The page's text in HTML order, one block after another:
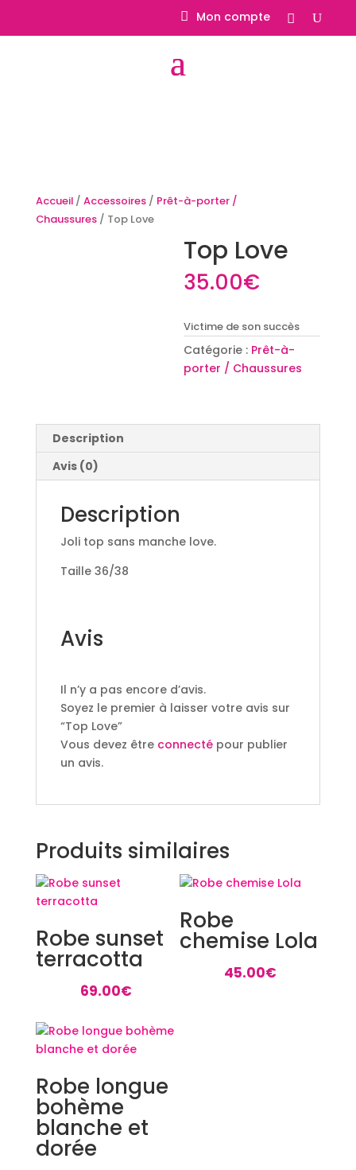
Mon compte
Accueil/ Accessoires/ Prêt-à-porter /
Chaussures/ Top Love
Top Love
35.00€
Victime de son succès
Catégorie : Prêt-à-
porter / Chaussures
Description
Avis (0)
Description
Joli top sans manche love.
Taille 36/38
Avis
Il n’y a pas encore d’avis.
Soyez le premier à laisser votre avis sur
“Top Love”
Vous devez être connectépour publier
un avis.
Produits similaires
Robe sunset
terracotta
69.00€
Robe
chemise Lola
45.00€
Robe longue
bohème
blanche et
dorée